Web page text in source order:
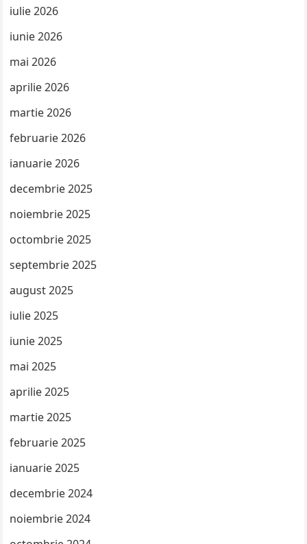
iulie 2026
iunie 2026
mai 2026
aprilie 2026
martie 2026
februarie 2026
ianuarie 2026
decembrie 2025
noiembrie 2025
octombrie 2025
septembrie 2025
august 2025
iulie 2025
iunie 2025
mai 2025
aprilie 2025
martie 2025
februarie 2025
ianuarie 2025
decembrie 2024
noiembrie 2024